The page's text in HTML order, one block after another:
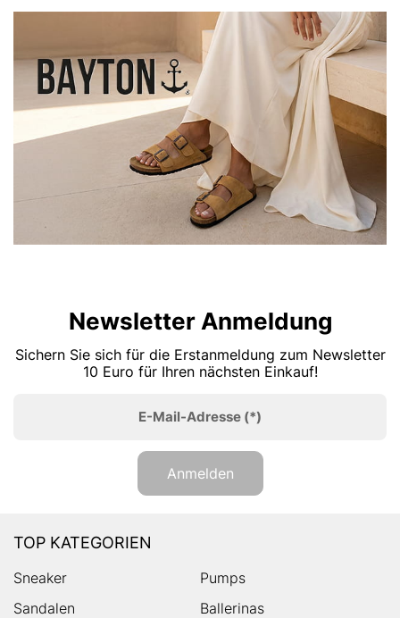
Newsletter Anmeldung
Sichern Sie sich für die Erstanmeldung zum Newsletter
10 Euro für Ihren nächsten Einkauf!
E-Mail-Adresse (*)
Anmelden
TOP KATEGORIEN
Sneaker
Pumps
Sandalen
Ballerinas